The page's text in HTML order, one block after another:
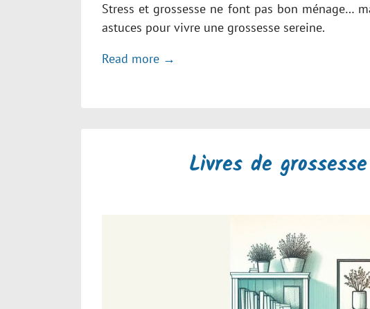
Stress et grossesse ne font pas bon ménage…
astuces pour vivre une grossesse sereine.
Read more →
Livres de